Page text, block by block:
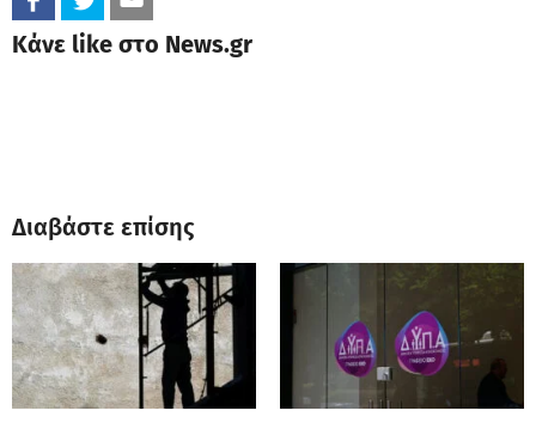
Κάνε like στο News.gr
Διαβάστε επίσης